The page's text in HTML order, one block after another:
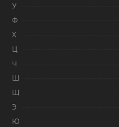
У
Ф
Х
Ц
Ч
Ш
Щ
Э
Ю